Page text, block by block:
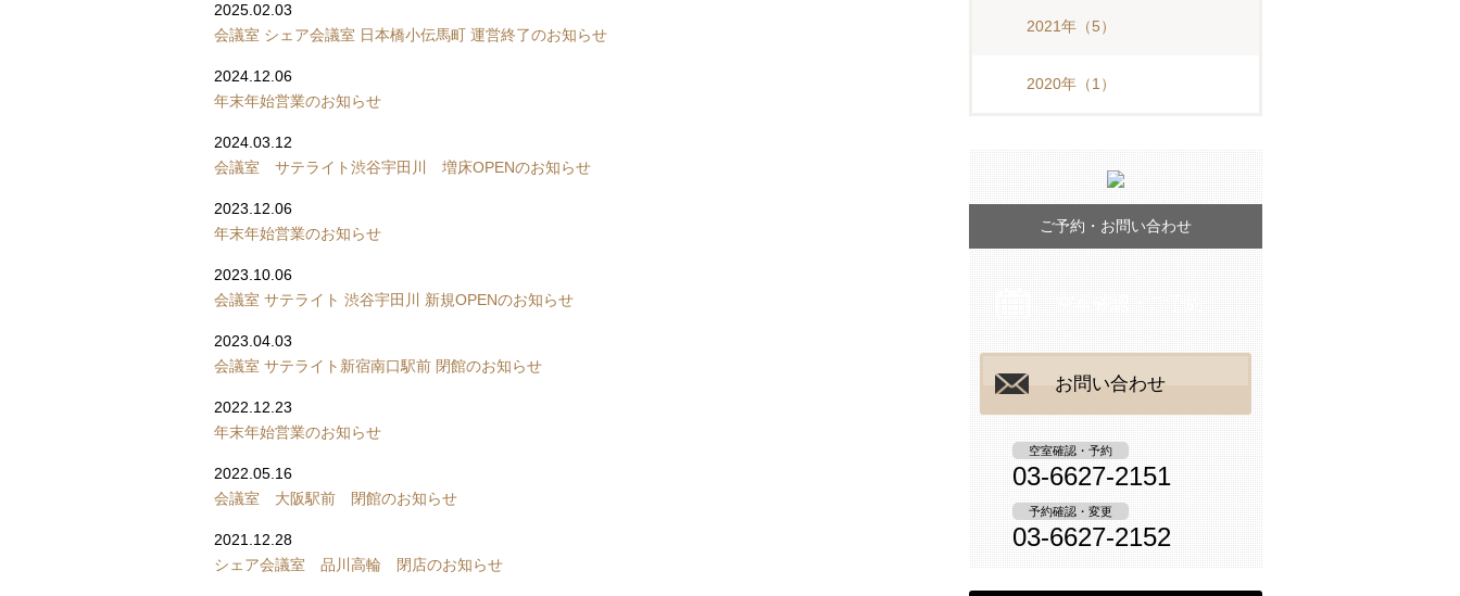
2025.02.03
会議室 シェア会議室 日本橋小伝馬町 運営終了のお知らせ
2024.12.06
年末年始営業のお知らせ
2024.03.12
会議室 サテライト渋谷宇田川 増床OPENのお知らせ
2023.12.06
年末年始営業のお知らせ
2023.10.06
会議室 サテライト 渋谷宇田川 新規OPENのお知らせ
2023.04.03
会議室 サテライト新宿南口駅前 閉館のお知らせ
2022.12.23
年末年始営業のお知らせ
2022.05.16
会議室 大阪駅前 閉館のお知らせ
2021.12.28
シェア会議室 品川高輪 閉店のお知らせ
2021年 （5）
2020年 （1）
ご予約・お問い合わせ
お問い合わせ
空室確認・予約
03-6627-2151
予約確認・変更
03-6627-2152